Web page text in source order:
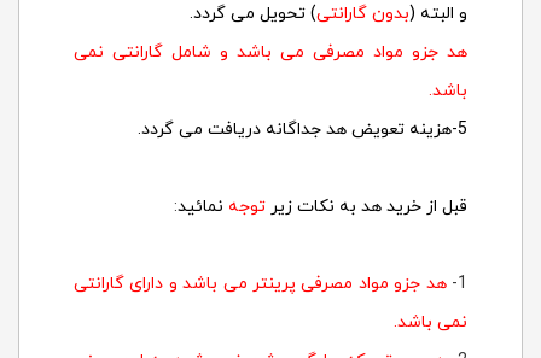
و البته (بدون گارانتی) تحویل می گردد.
هد جزو مواد مصرفی می باشد و شامل گارانتی نمی
باشد.
5-هزینه تعویض هد جداگانه دریافت می گردد.
قبل از خرید هد به نکات زیر توجه نمائید:
1- هد جزو مواد مصرفی پرینتر می باشد و دارای گارانتی
نمی باشد.